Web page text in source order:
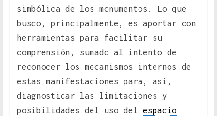
simbólica de los monumentos. Lo que
busco, principalmente, es aportar con
herramientas para facilitar su
comprensión, sumado al intento de
reconocer los mecanismos internos de
estas manifestaciones para, así,
diagnosticar las limitaciones y
posibilidades del uso del espacio